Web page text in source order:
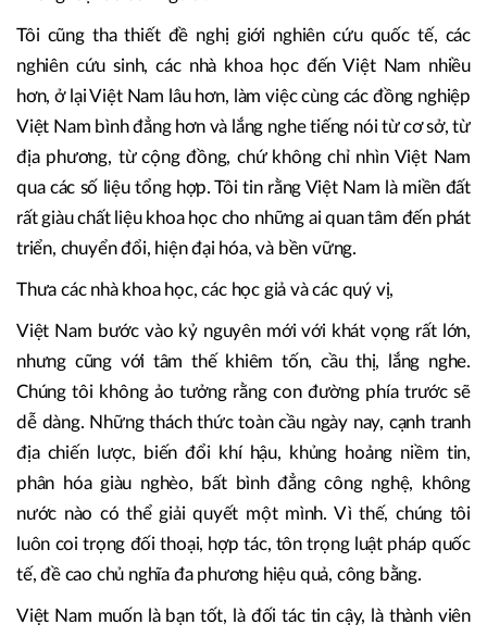
điều kiện cam kết giảm phát thải; bảo vệ chủ quyền số và
bản sắc văn hóa trong không gian số; làm thế nào để trí tuệ
nhân tạo và tự động hóa phục vụ phát triển con người chứ
không loại bỏ con người.
Tôi cũng tha thiết đề nghị giới nghiên cứu quốc tế, các
nghiên cứu sinh, các nhà khoa học đến Việt Nam nhiều
hơn, ở lại Việt Nam lâu hơn, làm việc cùng các đồng nghiệp
địa phương, từ cộng đồng, chứ không chỉ nhìn Việt Nam
qua các số liệu tổng hợp. Tôi tin rằng Việt Nam là miền đất
rất giàu chất liệu khoa học cho những ai quan tâm đến phát
triển, chuyển đổi, hiện đại hóa, và bền vững.
Thưa các nhà khoa học, các học giả và các quý vị,
Việt Nam bước vào kỷ nguyên mới với khát vọng rất lớn,
nhưng cũng với tâm thế khiêm tốn, cầu thị, lắng nghe.
Chúng tôi không ảo tưởng rằng con đường phía trước sẽ
dễ dàng. Những thách thức toàn cầu ngày nay, cạnh tranh
phân hóa giàu nghèo, bất bình đẳng công nghệ, không